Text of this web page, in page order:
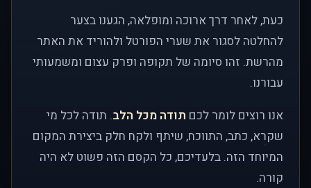
כעת, לאחר דרך ארוכה ומופלאה, הגענו בצער
להחלטה לסגור את שערי הפורטל ולהוריד את האתר
מהרשת. זהו סיומה של תקופה ופרק עצום ומשמעותי
עבורנו.
אנו רוצים לומר לכם תודה מכל הלב. תודה לכל מי
שקרא, כתב, התווכח, שיתף ולקח חלק ביצירת המקום
המיוחד הזה. בלעדיכם, כל הקסם הזה פשוט לא היה
קורה.